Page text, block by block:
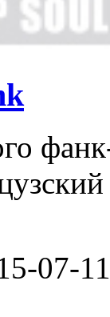
07-11